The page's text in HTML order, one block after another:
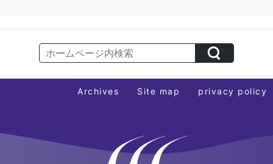
Archives Site map privacy policy